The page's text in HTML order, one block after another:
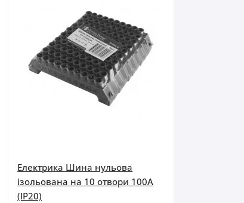
Електрика Шина нульова
ізольована на 10 отвори 100A
(IP20)